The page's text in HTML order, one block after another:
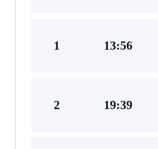
1 13:56
2 19:39